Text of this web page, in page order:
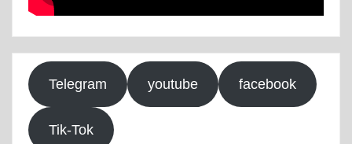
Telegram youtube facebook
Tik-Tok